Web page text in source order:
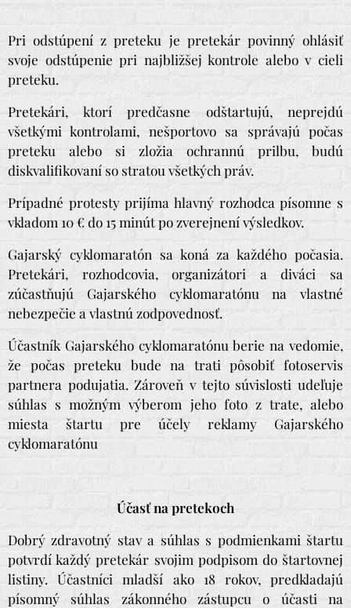
Pri odstúpení z preteku je pretekár povinný ohlásiť
svoje odstúpenie pri najbližšej kontrole alebo v cieli
preteku.
Pretekári, ktorí predčasne odštartujú, neprejdú
všetkými kontrolami, nešportovo sa správajú počas
preteku alebo si zložia ochrannú prilbu, budú
diskvalifikovaní so stratou všetkých práv.
Prípadné protesty prijíma hlavný rozhodca písomne s
vkladom 10 € do 15 minút po zverejnení výsledkov.
Gajarský cyklomaratón sa koná za každého počasia.
Pretekári, rozhodcovia, organizátori a diváci sa
zúčastňujú Gajarského cyklomaratónu na vlastné
nebezpečie a vlastnú zodpovednosť.
Účastník Gajarského cyklomaratónu berie na vedomie,
že počas preteku bude na trati pôsobiť fotoservis
partnera podujatia. Zároveň v tejto súvislosti udeľuje
súhlas s možným výberom jeho foto z trate, alebo
miesta štartu pre účely reklamy Gajarského
cyklomaratónu
Účasť na pretekoch
Dobrý zdravotný stav a súhlas s podmienkami štartu
potvrdí každý pretekár svojim podpisom do štartovnej
listiny. Účastníci mladší ako 18 rokov, predkladajú
písomný súhlas zákonného zástupcu o účasti na